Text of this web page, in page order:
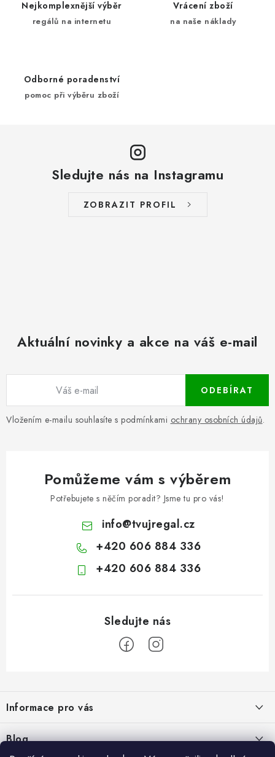
Nejkomplexnější výběr
regálů na internetu
Vrácení zboží
na naše náklady
Odborné poradenství
pomoc při výběru zboží
Sledujte nás na Instagramu
ZOBRAZIT PROFIL
Aktuální novinky a akce na váš e-mail
Vložením e-mailu souhlasíte s podmínkami ochrany osobních údajů.
ODEBÍRAT
Pomůžeme vám s výběrem
Potřebujete s něčím poradit? Jsme tu pro vás!
info@tvujregal.cz
+420 606 884 336
+420 606 884 336
p
a
t
Informace pro vás
Hodnocení obchodu
Blog